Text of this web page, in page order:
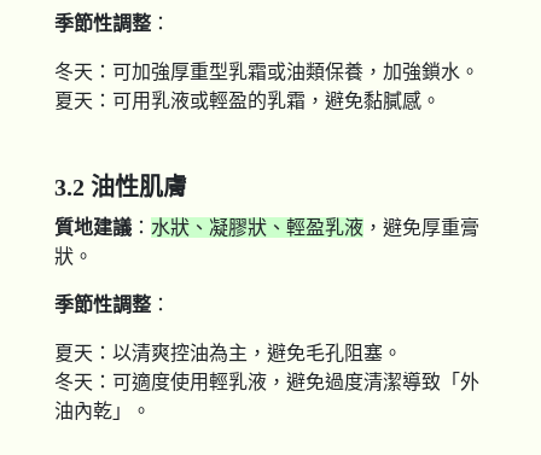
季節性調整 ：
冬天：可加強厚重型乳霜或油類保養，加強鎖水。
夏天：可用乳液或輕盈的乳霜，避免黏膩感。
3.2 油性肌膚
質地建議 ： 水狀、凝膠狀、輕盈乳液 ，避免厚重膏
狀。
季節性調整 ：
夏天：以清爽控油為主，避免毛孔阻塞。
冬天：可適度使用輕乳液，避免過度清潔導致「外
油內乾」。